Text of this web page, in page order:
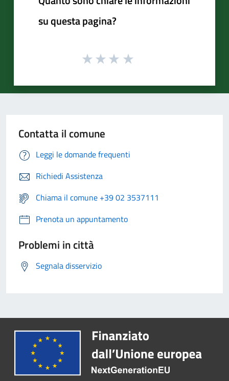
su questa pagina?
Contatta il comune
Leggi le domande frequenti
Richiedi Assistenza
Chiama il comune +39 02 3537111
Prenota un appuntamento
Problemi in città
Segnala disservizio